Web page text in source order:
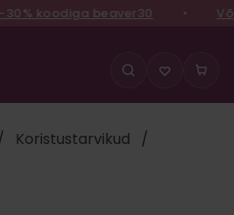
koodiga beaver30
Koristustarvikud
/